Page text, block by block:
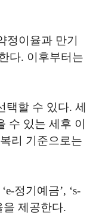
정이율과 만기
다. 이후부터는
택할 수 있다. 세
수 있는 세후 이
리 기준으로는
정기예금’, ‘s-
을 제공한다.